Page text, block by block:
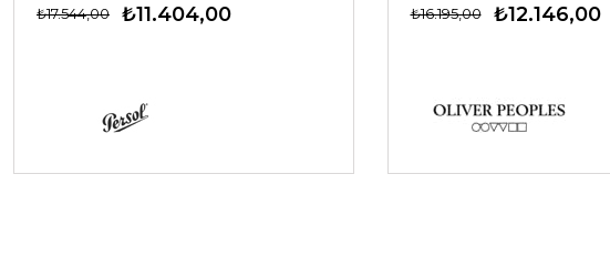
₺11.404,00
₺17.544,00 ₺12.146,00
₺16.195,00